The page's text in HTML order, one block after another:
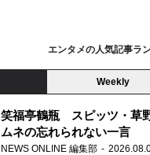
エンタメの人気記事ラ
Weekly
笑福亭鶴瓶 スピッツ・草
ムネの忘れられない一言
NEWS ONLINE 編集部